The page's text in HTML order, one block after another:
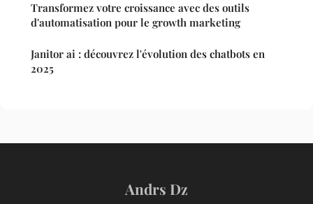
Transformez votre croissance avec des outils
d'automatisation pour le growth marketing
Janitor ai : découvrez l'évolution des chatbots en
2025
Andrs Dz